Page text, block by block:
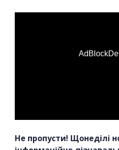
Не пропусти! Щонеділі